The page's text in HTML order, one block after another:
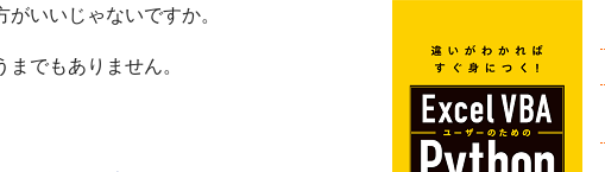
いいじゃないですか。
でもありません。